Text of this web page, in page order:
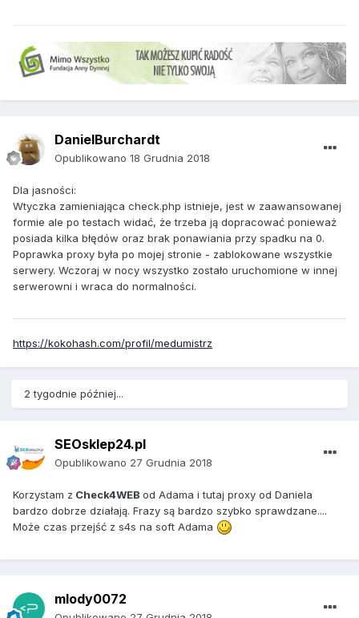
DanielBurchardt
Opublikowano 18 Grudnia 2018
Dla jasności:
Wtyczka zamieniająca check.php istnieje, jest w zaawansowanej
formie ale po testach widać, że trzeba ją dopracować ponieważ
posiada kilka błędów oraz brak ponawiania przy spadku na 0.
Poprawka proxy była po mojej stronie - zablokowane wszystkie
serwery. Wczoraj w nocy wszystko zostało uruchomione w innej
serwerowni i wraca do normalności.
https://kokohash.com/profil/medumistrz
2 tygodnie później...
SEOsklep24.pl
Opublikowano 27 Grudnia 2018
Korzystam z Check4WEB od Adama i tutaj proxy od Daniela
bardzo dobrze działają. Frazy są bardzo szybko sprawdzane....
Może czas przejść z s4s na soft Adama
mlody0072